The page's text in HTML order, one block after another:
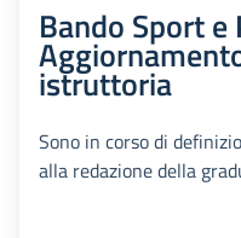
Bando Sport
istruttoria
Sono in corso di
alla redazione della